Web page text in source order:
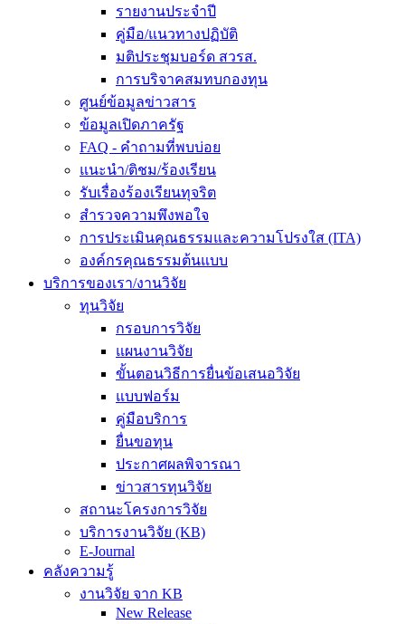
รายงานประจำปี
คู่มือ/แนวทางปฏิบัติ
มติประชุมบอร์ด สวรส.
การบริจาคสมทบกองทุน
ศูนย์ข้อมูลข่าวสาร
ข้อมูลเปิดภาครัฐ
FAQ - คำถามที่พบบ่อย
แนะนำ/ติชม/ร้องเรียน
รับเรื่องร้องเรียนทุจริต
สำรวจความพึงพอใจ
การประเมินคุณธรรมและความโปรงใส (ITA)
องค์กรคุณธรรมต้นแบบ
บริการของเรา/งานวิจัย
ทุนวิจัย
กรอบการวิจัย
แผนงานวิจัย
ขั้นตอนวิธีการยื่นข้อเสนอวิจัย
แบบฟอร์ม
คู่มือบริการ
ยื่นขอทุน
ประกาศผลพิจารณา
ข่าวสารทุนวิจัย
สถานะโครงการวิจัย
บริการงานวิจัย (KB)
E-Journal
คลังความรู้
งานวิจัย จาก KB
New Release